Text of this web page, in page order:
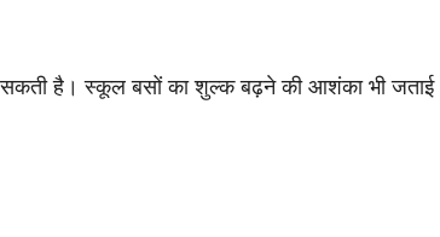
सकती है। स्कूल बसों का शुल्क बढ़ने की आशंका भी जताई